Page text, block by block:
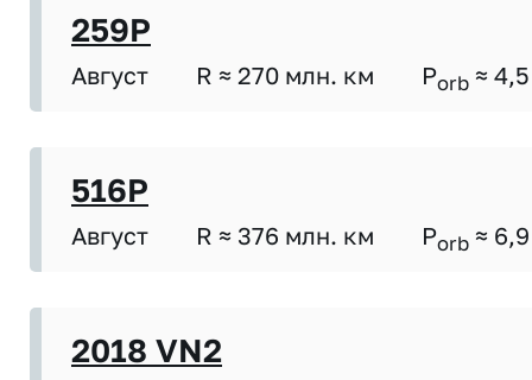
259P
Август R ≈ 270 млн. км Porb ≈ 4,5
516P
Август R ≈ 376 млн. км Porb ≈ 6,9
2018 VN2